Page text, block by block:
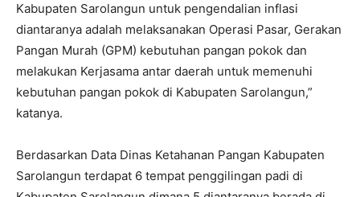
Kabupaten Sarolangun untuk pengendalian inflasi
diantaranya adalah melaksanakan Operasi Pasar, Gerakan
Pangan Murah (GPM) kebutuhan pangan pokok dan
melakukan Kerjasama antar daerah untuk memenuhi
kebutuhan pangan pokok di Kabupaten Sarolangun,”
katanya.
Berdasarkan Data Dinas Ketahanan Pangan Kabupaten
Sarolangun terdapat 6 tempat penggilingan padi di